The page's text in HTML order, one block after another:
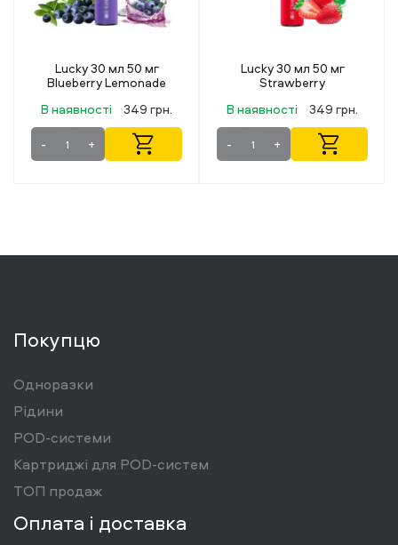
Lucky 30 мл 50 мг
Strawberry
В наявності
349 грн.
- +
Lucky 30 мл 50 мг
Blueberry
В наявності
349 грн.
- +
Покупцю
Одноразки
Рідини
POD-системи
Картриджі для POD-систем
ТОП продаж
Оплата і доставка